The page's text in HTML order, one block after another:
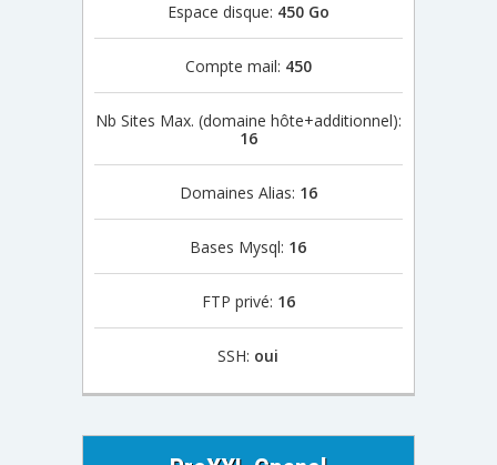
Espace disque: 450 Go
Compte mail: 450
Nb Sites Max. (domaine hôte+additionnel):
16
Domaines Alias: 16
Bases Mysql: 16
FTP privé: 16
SSH: oui